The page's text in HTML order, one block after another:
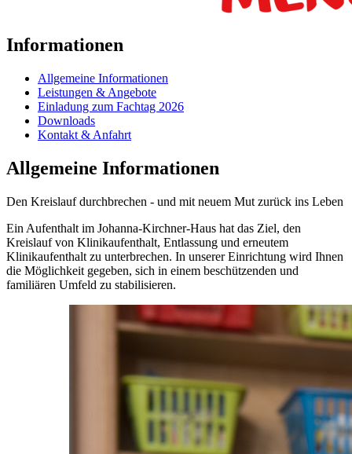
Informationen
Allgemeine Informationen
Leistungen & Angebote
Einladung zum Fachtag 2026
Downloads
Kontakt & Anfahrt
Allgemeine Informationen
Den Kreislauf durchbrechen - und mit neuem Mut zurück ins Leben
Ein Aufenthalt im Johanna-Kirchner-Haus hat das Ziel, den
Kreislauf von Klinikaufenthalt, Entlassung und erneutem
Klinikaufenthalt zu unterbrechen. In unserer Einrichtung wird Ihnen
die Möglichkeit gegeben, sich in einem beschützenden und
familiären Umfeld zu stabilisieren.